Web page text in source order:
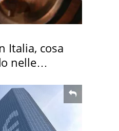
Italia, cosa
nelle